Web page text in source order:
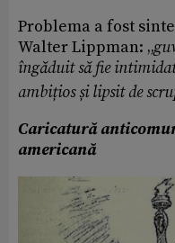
Problema a fost
Walter Lippman: „
îngăduit să fie
ambițios și lipsit de
Caricatură
americană